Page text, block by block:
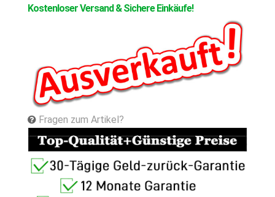
Kostenloser Versand & Sichere Einkäufe!
Fragen zum Artikel?